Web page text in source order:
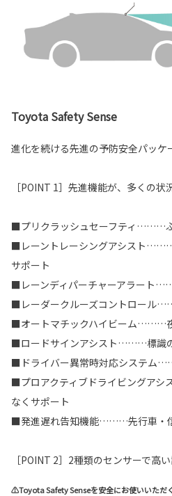
Toyota Safety Sense
進化を続ける先進の予防安全パッケ
［POINT 1］先進機能が、多くの状
■プリクラッシュセーフティ………
■レーントレーシングアシスト
サポート
■レーンディパーチャーアラート
■レーダークルーズコントロール
■オートマチックハイビーム………
■ロードサインアシスト………標識
■ドライバー異常時対応システム
■プロアクティブドライビングア
なくサポート
■発進遅れ告知機能………先行車・
［POINT 2］2種類のセンサーで高
⚠Toyota Safety Senseを安全にお使いいただ